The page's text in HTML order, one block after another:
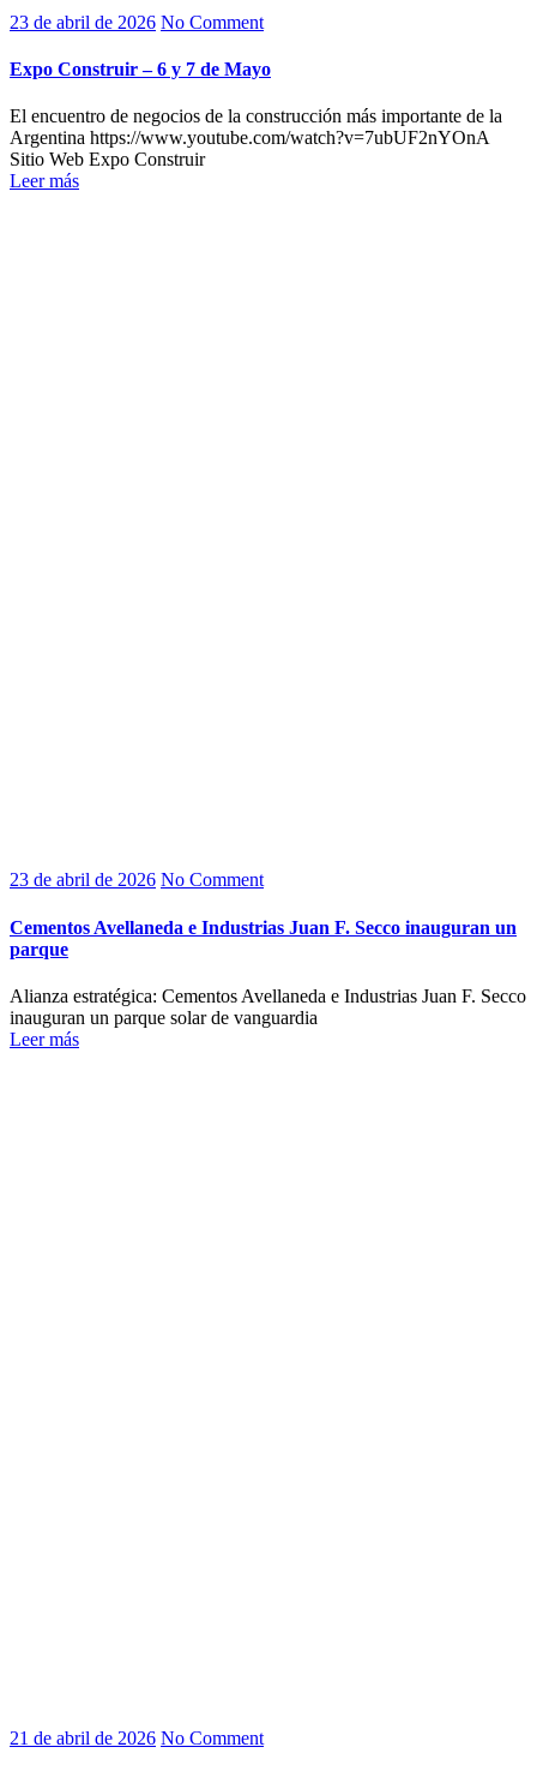
23 de abril de 2026 No Comment
Expo Construir – 6 y 7 de Mayo
El encuentro de negocios de la construcción más importante de la
Argentina https://www.youtube.com/watch?v=7ubUF2nYOnA
Sitio Web Expo Construir
Leer más
23 de abril de 2026 No Comment
Cementos Avellaneda e Industrias Juan F. Secco inauguran un
parque
Alianza estratégica: Cementos Avellaneda e Industrias Juan F. Secco
inauguran un parque solar de vanguardia
Leer más
21 de abril de 2026 No Comment